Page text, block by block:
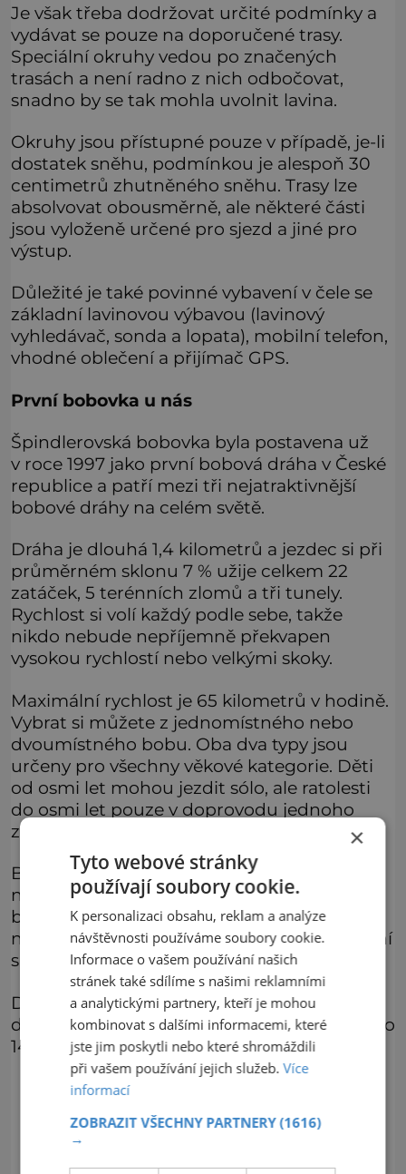
Je však třeba dodržovat určité podmínky a
vydávat se pouze na doporučené trasy.
Speciální okruhy vedou po značených
trasách a není radno z nich odbočovat,
snadno by se tak mohla uvolnit lavina.
Okruhy jsou přístupné pouze v případě, je-li
dostatek sněhu, podmínkou je alespoň 30
centimetrů zhutněného sněhu. Trasy lze
absolvovat obousměrně, ale některé části
jsou vyloženě určené pro sjezd a jiné pro
výstup.
Důležité je také povinné vybavení v čele se
základní lavinovou výbavou (lavinový
vyhledávač, sonda a lopata), mobilní telefon,
vhodné oblečení a přijímač GPS.
První bobovka u nás
Špindlerovská bobovka byla postavena už
v roce 1997 jako první bobová dráha v České
republice a patří mezi tři nejatraktivnější
bobové dráhy na celém světě.
Dráha je dlouhá 1,4 kilometrů a jezdec si při
průměrném sklonu 7 % užije celkem 22
zatáček, 5 terénních zlomů a tři tunely.
Rychlost si volí každý podle sebe, takže
nikdo nebude nepříjemně překvapen
vysokou rychlostí nebo velkými skoky.
Maximální rychlost je 65 kilometrů v hodině.
Vybrat si můžete z jednomístného nebo
dvoumístného bobu. Oba dva typy jsou
určeny pro všechny věkové kategorie. Děti
od osmi let mohou jezdit sólo, ale ratolesti
do osmi let pouze v doprovodu jednoho
z rodičů.
Bobová dráha je otevřená celoročně a díky
nočnímu osvětlení dokonce i po setmění. U
bobové dráhy je možné zaparkovat a
návštěvníkům je k dispozici také občerstvení
s posezením na terase.
Dospělého vyjde jedna jízda na 90 korun,
děti do 100 cm mají jízdenku za 50 korun, do
140 cm za 70 korun.
×
Tyto webové stránky
používají soubory cookie.
K personalizaci obsahu, reklam a analýze
návštěvnosti používáme soubory cookie.
Informace o vašem používání našich
stránek také sdílíme s našimi reklamními
a analytickými partnery, kteří je mohou
kombinovat s dalšími informacemi, které
jste jim poskytli nebo které shromáždili
při vašem používání jejich služeb.Více
informací
ZOBRAZIT VŠECHNY PARTNERY(1616)
→